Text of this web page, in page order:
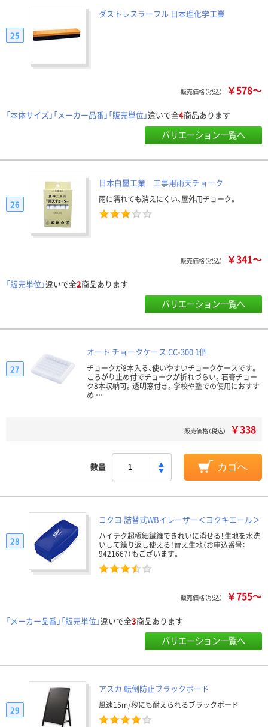
ダストレスラーフル 日本理化学工業
25
販売価格（税込） ￥578～
「本体サイズ」「メーカー品番」「販売単位」違いで全4商品あります
バリエーション一覧へ
日本白墨工業 工事用雨天チョーク
雨に濡れても消えにくい、屋外用チョーク。
26
販売価格（税込） ￥341～
「販売単位」違いで全2商品あります
バリエーション一覧へ
オート チョークケース CC-300 1個
チョークが8本入る、使いやすいチョークケースです。
ころがり止め付でチョークが折れづらい。石膏チョー
ク8本収納可。透明窓付き。学校や塾での使用におすす
め …
27
販売価格（税込） ￥338
数量 カゴへ
コクヨ 詰替式WBイレーザー＜ヨクキエール＞
ハイテク超極細繊維できれいに消せる！生地を水洗
いして繰り返し使える！替え生地（お申込番号：
9421667）もございます。
28
販売価格（税込） ￥755～
「メーカー品番」「販売単位」違いで全3商品あります
バリエーション一覧へ
アスカ 転倒防止ブラックボード
風速15m/秒にも耐えられるブラックボード
29